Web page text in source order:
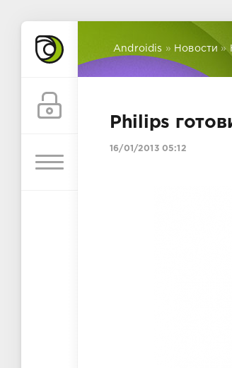
Androidis » Новости »
Philips
16/01/2013 05:12